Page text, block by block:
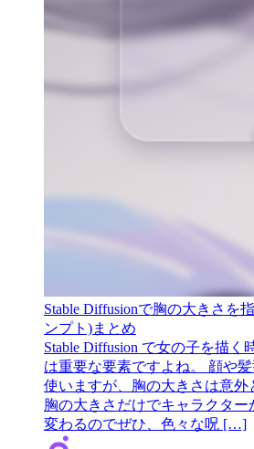
Stable Diffusionで胸の大きさを
ンプト)まとめ
Stable Diffusion で女の子を描く
は重要な要素ですよね。 顔や髪
使いますが、胸の大きさは意外
胸の大きさだけでキャラクター
変わるのでぜひ、色々な呪 […]